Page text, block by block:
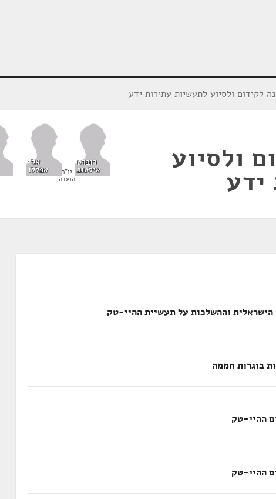
לקידום ולסיוע לתעשיות עתירות ידע
ולסיוע
ידע
רוברט
אילטוב יו"ר
הועדה
אלי
אפללו
וההשלכות על תעשיית ההיי-טק
בוגרות חממה
ההיי-טק
ההיי-טק